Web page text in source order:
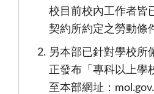
校目前校內工作者皆
契約所約定之勞動條
另本部已針對學校所
正發布「專科以上學
至本部網址：